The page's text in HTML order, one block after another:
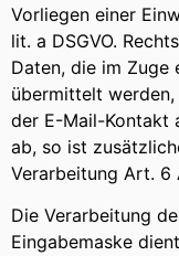
Vorliegen einer
lit. a DSGVO.
Daten, die im Zuge
übermittelt
der E-Mail-Kontakt
ab, so ist
Verarbeitung Art. 6
Die Verarbeitung
Eingabemaske